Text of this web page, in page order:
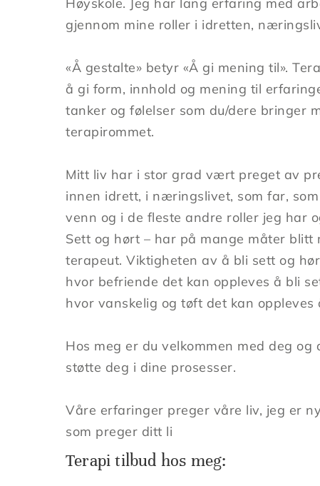
Høyskole. Jeg har lang erfaring med
gjennom mine roller i idretten,
«Å gestalte» betyr «Å gi mening til».
å gi form, innhold og mening til
tanker og følelser som du/dere bringer
terapirommet.
Mitt liv har i stor grad vært preget av
innen idrett, i næringslivet, som far,
venn og i de fleste andre roller jeg har
Sett og hørt – har på mange måter blitt
terapeut. Viktigheten av å bli sett og
hvor befriende det kan oppleves å bli
hvor vanskelig og tøft det kan oppleves
Hos meg er du velkommen med deg og
støtte deg i dine prosesser.
Våre erfaringer preger våre liv, jeg er
som preger ditt li
Terapi tilbud hos meg: